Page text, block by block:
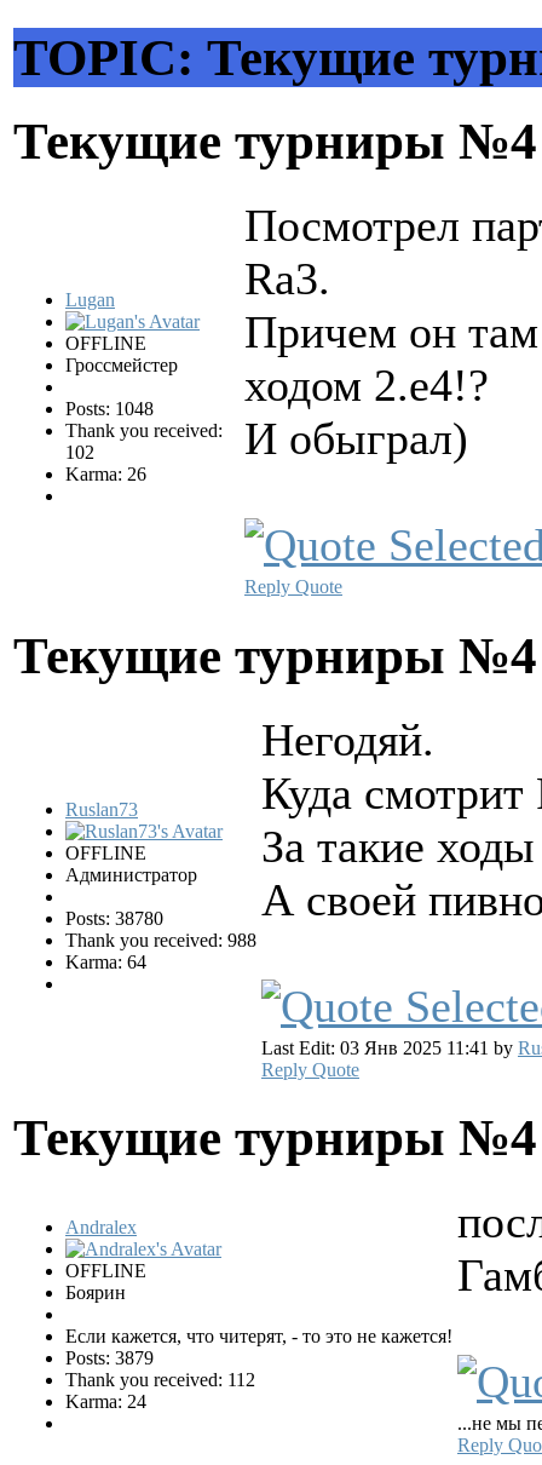
TOPIC: Текущие
Текущие турниры
Lugan
OFFLINE
Гроссмейстер
Posts: 1048
Thank you received:
102
Karma: 26
Посмотрел
Ra3.
Причем он там
ходом 2.е4!?
И обыграл)
Reply Quote
Текущие турниры
Ruslan73
OFFLINE
Администратор
Posts: 38780
Thank you received: 988
Karma: 64
Негодяй.
Куда смотрит
За такие
А своей
Last Edit: 03 Янв 2025 11:41 by
Reply Quote
Текущие турниры
Andralex
OFFLINE
Боярин
Если кажется, что читерят, - то это не кажется!
Posts: 3879
Thank you received: 112
Karma: 24
...не мы
Reply